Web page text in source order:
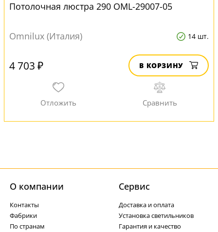
Потолочная люстра 290 OML-29007-05
Omnilux (Италия) 14 шт.
4 703 ₽ В КОРЗИНУ
О компании
Контакты
Фабрики
По странам
Cервис
Доставка и оплата
Установка светильников
Гарантия и качество